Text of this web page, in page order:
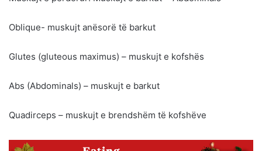
Oblique- muskujt anësorë të barkut
Glutes (gluteous maximus) – muskujt e kofshës
Abs (Abdominals) – muskujt e barkut
Quadirceps – muskujt e brendshëm të kofshëve